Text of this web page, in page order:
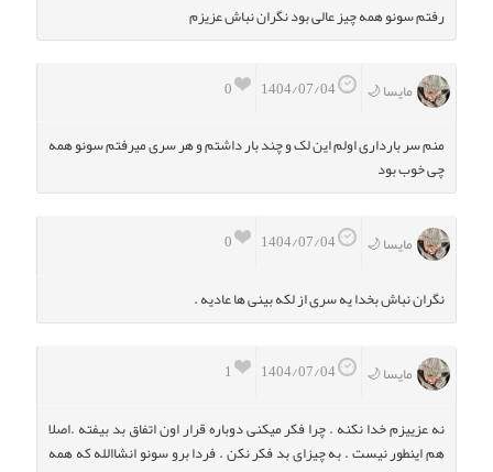
رفتم سونو همه چیز عالی بود نگران نباش عزیزم
0
مایسا 🌙
منم سر بارداری اولم این لک و چند بار داشتم و هر سری میرفتم سونو همه
چی خوب بود
0
مایسا 🌙
نگران نباش بخدا یه سری از لکه بینی ها عادیه .
1
مایسا 🌙
نه عزییزم خدا نکنه . چرا فکر میکنی دوباره قرار اون اتفاق بد بیفته .اصلا
هم اینطور نیست . به چیزای بد فکر نکن . فردا برو سونو انشاالله که همه